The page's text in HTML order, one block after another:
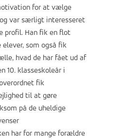
for at vælge
var særligt interesseret
profil. Han fik en flot
som også fik
hvad de har fået ud af
10. klasseskoleår i
fik
til at gøre
på de uheldige
har for mange forældre